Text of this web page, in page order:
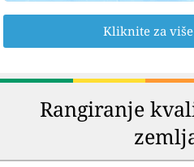
Kliknite za
Rangiranje